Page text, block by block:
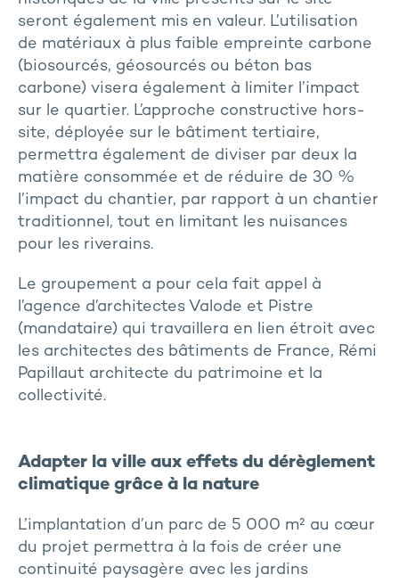
seront également mis en valeur. L’utilisation
de matériaux à plus faible empreinte carbone
(biosourcés, géosourcés ou béton bas
carbone) visera également à limiter l’impact
sur le quartier. L’approche constructive hors-
site, déployée sur le bâtiment tertiaire,
permettra également de diviser par deux la
matière consommée et de réduire de 30 %
l’impact du chantier, par rapport à un chantier
traditionnel, tout en limitant les nuisances
pour les riverains.
Le groupement a pour cela fait appel à
l’agence d’architectes Valode et Pistre
(mandataire) qui travaillera en lien étroit avec
les architectes des bâtiments de France, Rémi
Papillaut architecte du patrimoine et la
collectivité.
Adapter la ville aux effets du dérèglement
climatique grâce à la nature
L’implantation d’un parc de 5 000 m² au cœur
du projet permettra à la fois de créer une
continuité paysagère avec les jardins